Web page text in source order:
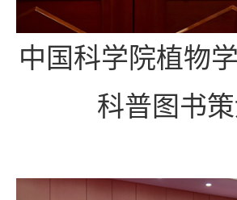
中国科学院植物
科普图书